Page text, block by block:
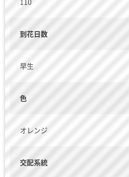
到花日数
早生
色
オレンジ
交配系統